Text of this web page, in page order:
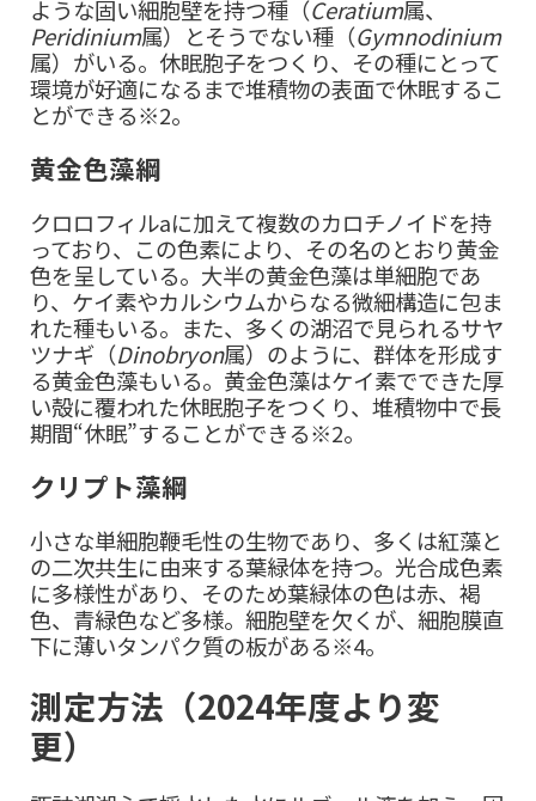
ような固い細胞壁を持つ種（Ceratium属、
Peridinium属）とそうでない種（Gymnodinium
属）がいる。休眠胞子をつくり、その種にとって
環境が好適になるまで堆積物の表面で休眠するこ
とができる※2。
黄金色藻綱
クロロフィルaに加えて複数のカロチノイドを持
っており、この色素により、その名のとおり黄金
色を呈している。大半の黄金色藻は単細胞であ
り、ケイ素やカルシウムからなる微細構造に包ま
れた種もいる。また、多くの湖沼で見られるサヤ
ツナギ（Dinobryon属）のように、群体を形成す
る黄金色藻もいる。黄金色藻はケイ素でできた厚
い殻に覆われた休眠胞子をつくり、堆積物中で長
期間“休眠”することができる※2。
クリプト藻綱
小さな単細胞鞭毛性の生物であり、多くは紅藻と
の二次共生に由来する葉緑体を持つ。光合成色素
に多様性があり、そのため葉緑体の色は赤、褐
色、青緑色など多様。細胞壁を欠くが、細胞膜直
下に薄いタンパク質の板がある※4。
測定方法（2024年度より変
更）